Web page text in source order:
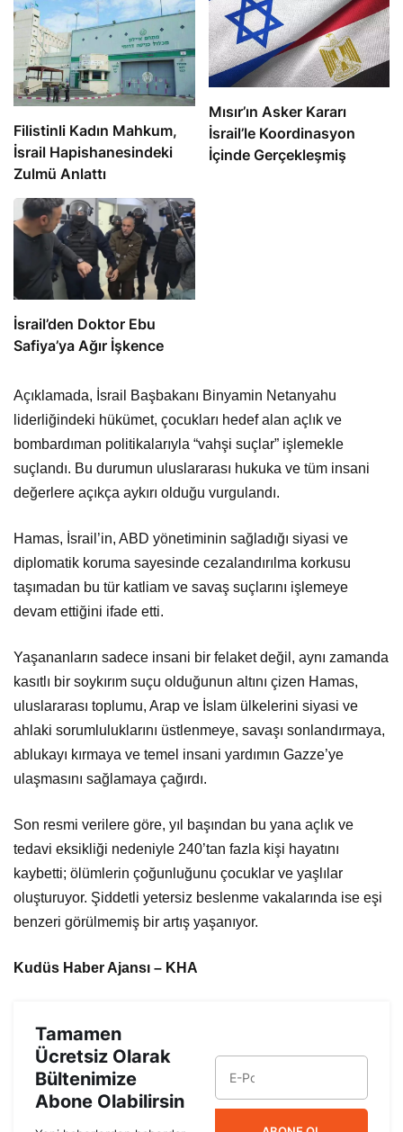
Filistinli Kadın Mahkum,
İsrail Hapishanesindeki
Zulmü Anlattı
Mısır’ın Asker Kararı
İsrail’le Koordinasyon
İçinde Gerçekleşmiş
İsrail’den Doktor Ebu
Safiya’ya Ağır İşkence
Açıklamada, İsrail Başbakanı Binyamin Netanyahu
liderliğindeki hükümet, çocukları hedef alan açlık ve
bombardıman politikalarıyla “vahşi suçlar” işlemekle
suçlandı. Bu durumun uluslararası hukuka ve tüm insani
değerlere açıkça aykırı olduğu vurgulandı.
Hamas, İsrail’in, ABD yönetiminin sağladığı siyasi ve
diplomatik koruma sayesinde cezalandırılma korkusu
taşımadan bu tür katliam ve savaş suçlarını işlemeye
devam ettiğini ifade etti.
Yaşananların sadece insani bir felaket değil, aynı zamanda
kasıtlı bir soykırım suçu olduğunun altını çizen Hamas,
uluslararası toplumu, Arap ve İslam ülkelerini siyasi ve
ahlaki sorumluluklarını üstlenmeye, savaşı sonlandırmaya,
ablukayı kırmaya ve temel insani yardımın Gazze’ye
ulaşmasını sağlamaya çağırdı.
Son resmi verilere göre, yıl başından bu yana açlık ve
tedavi eksikliği nedeniyle 240’tan fazla kişi hayatını
kaybetti; ölümlerin çoğunluğunu çocuklar ve yaşlılar
oluşturuyor. Şiddetli yetersiz beslenme vakalarında ise eşi
benzeri görülmemiş bir artış yaşanıyor.
Kudüs Haber Ajansı – KHA
Tamamen
Ücretsiz Olarak
Bültenimize
Abone Olabilirsin